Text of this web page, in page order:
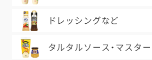
ドレッシングなど
タルタルソース・マスタ